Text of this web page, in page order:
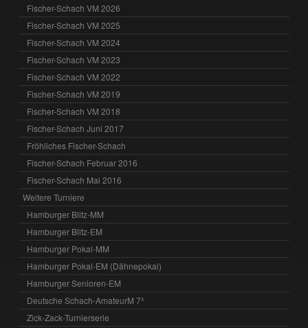
Fischer-Schach VM 2026
Fischer-Schach VM 2025
Fischer-Schach VM 2024
Fischer-Schach VM 2023
Fischer-Schach VM 2022
Fischer-Schach VM 2019
Fischer-Schach VM 2018
Fischer-Schach Juni 2017
Fröhliches Fischer-Schach
Fischer-Schach Februar 2016
Fischer-Schach Mai 2016
Weitere Turniere
Hamburger Blitz-MM
Hamburger Blitz-EM
Hamburger Pokal-MM
Hamburger Pokal-EM (Dähnepokal)
Hamburger Senioren-EM
Deutsche Schach-AmateurM 7³
Zick-Zack-Turnierserie